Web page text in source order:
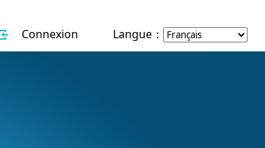
Connexion Langue：